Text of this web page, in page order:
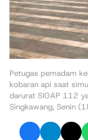
Petugas pemadam
kobaran api saat
darurat SIGAP 112
Singkawang, Senin